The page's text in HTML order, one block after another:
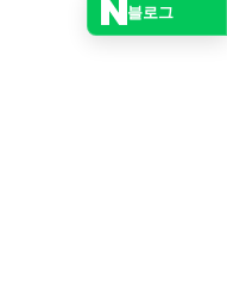
블로그